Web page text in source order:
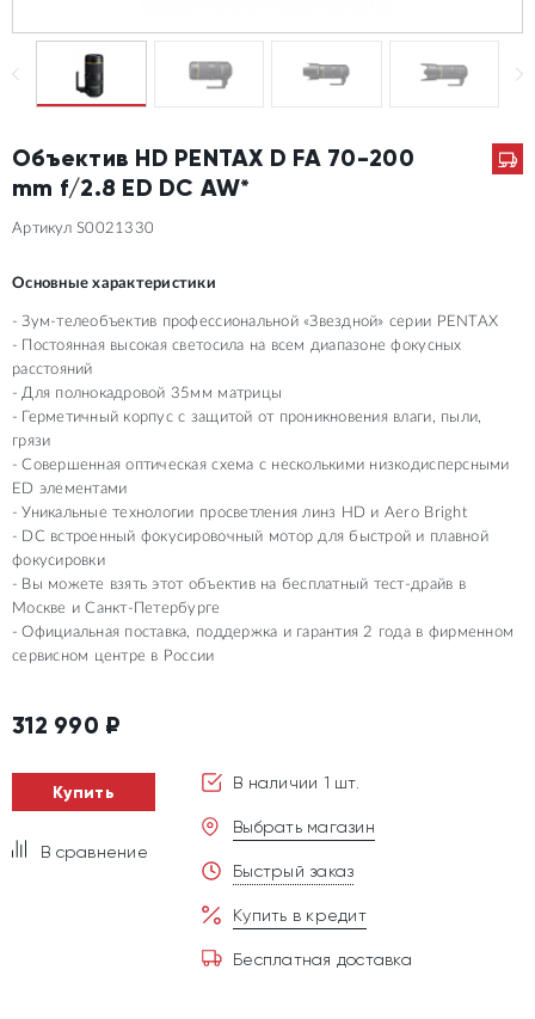
Объектив HD PENTAX D FA 70-200
mm f/2.8 ED DC AW*
Артикул S0021330
Основные характеристики
Зум-телеобъектив профессиональной «Звездной» серии PENTAX
Постоянная высокая светосила на всем диапазоне фокусных
расстояний
Для полнокадровой 35мм матрицы
Герметичный корпус с защитой от проникновения влаги, пыли,
грязи
Совершенная оптическая схема с несколькими низкодисперсными
ED элементами
Уникальные технологии просветления линз HD и Aero Bright
DC встроенный фокусировочный мотор для быстрой и плавной
фокусировки
Вы можете взять этот объектив на бесплатный тест-драйв в
Москве и Санкт-Петербурге
Официальная поставка, поддержка и гарантия 2 года в фирменном
сервисном центре в России
312 990 ₽
Купить
В сравнение
В наличии 1 шт.
Выбрать магазин
Быстрый заказ
Купить в кредит
Бесплатная доставка